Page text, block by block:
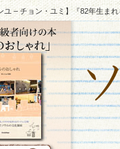
ユ – チョン・ユミ】『82年生ま